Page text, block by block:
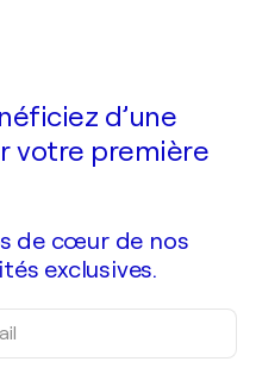
d’une
votre première
de cœur de nos
exclusives.